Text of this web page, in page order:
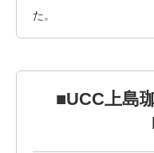
た。
■UCC上島